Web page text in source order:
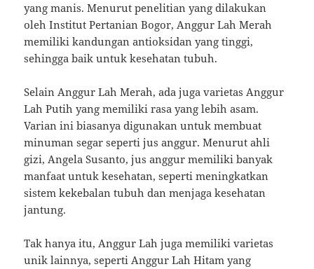
yang manis. Menurut penelitian yang dilakukan
oleh Institut Pertanian Bogor, Anggur Lah Merah
memiliki kandungan antioksidan yang tinggi,
sehingga baik untuk kesehatan tubuh.
Selain Anggur Lah Merah, ada juga varietas Anggur
Lah Putih yang memiliki rasa yang lebih asam.
Varian ini biasanya digunakan untuk membuat
minuman segar seperti jus anggur. Menurut ahli
gizi, Angela Susanto, jus anggur memiliki banyak
manfaat untuk kesehatan, seperti meningkatkan
sistem kekebalan tubuh dan menjaga kesehatan
jantung.
Tak hanya itu, Anggur Lah juga memiliki varietas
unik lainnya, seperti Anggur Lah Hitam yang